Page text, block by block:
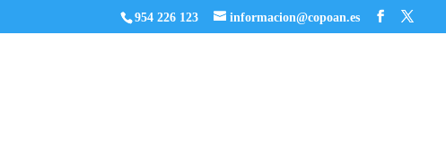
954 226 123 informacion@copoan.es